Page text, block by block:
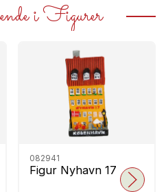
i Figurer
082941
Figur Nyhavn 17